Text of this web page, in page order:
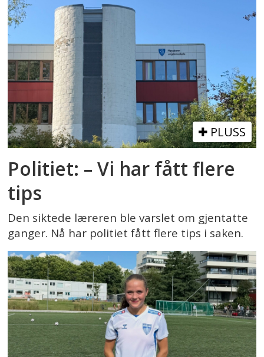
PLUSS
Politiet: – Vi har fått flere
tips
Den siktede læreren ble varslet om gjentatte
ganger. Nå har politiet fått flere tips i saken.